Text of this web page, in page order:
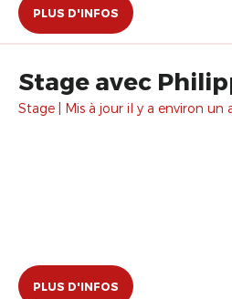
PLUS D'INFOS
Stage avec
Stage | Mis à jour il y a environ un
PLUS D'INFOS